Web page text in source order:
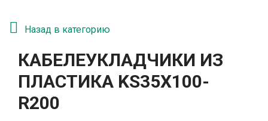
Назад в категорию
КАБЕЛЕУКЛАДЧИКИ ИЗ
ПЛАСТИКА KS35Х100-
R200